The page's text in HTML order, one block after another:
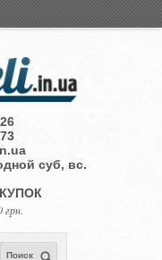
суб, вс.
Поиск